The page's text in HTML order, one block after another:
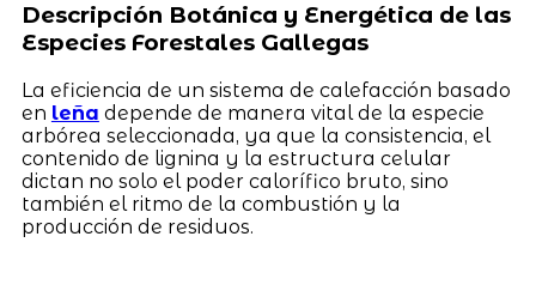
Descripción Botánica y Energética de las
Especies Forestales Gallegas
La eficiencia de un sistema de calefacción basado
en leña depende de manera vital de la especie
arbórea seleccionada, ya que la consistencia, el
contenido de lignina y la estructura celular
dictan no solo el poder calorífico bruto, sino
también el ritmo de la combustión y la
producción de residuos.